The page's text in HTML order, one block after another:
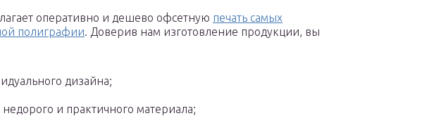
оперативно и дешево офсетную печать самых
полиграфии. Доверив нам изготовление продукции, вы
дизайна;
и практичного материала;